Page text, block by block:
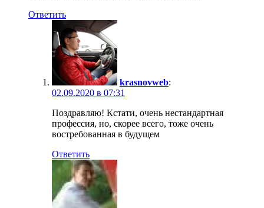
Ответить
krasnovweb:
02.09.2020 в 07:31
Поздравляю! Кстати, очень нестандартная
профессия, но, скорее всего, тоже очень
востребованная в будущем
Ответить